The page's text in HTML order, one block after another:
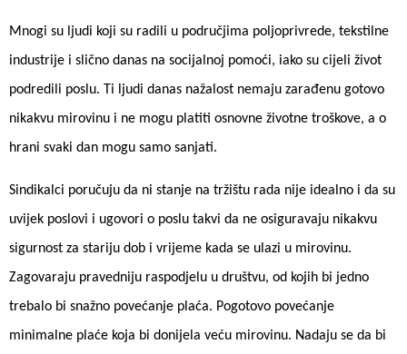
Mnogi su ljudi koji su radili u područjima poljoprivrede, tekstilne
industrije i slično danas na socijalnoj pomoći, iako su cijeli život
podredili poslu. Ti ljudi danas nažalost nemaju zarađenu gotovo
nikakvu mirovinu i ne mogu platiti osnovne životne troškove, a o
hrani svaki dan mogu samo sanjati.
Sindikalci poručuju da ni stanje na tržištu rada nije idealno i da su
uvijek poslovi i ugovori o poslu takvi da ne osiguravaju nikakvu
sigurnost za stariju dob i vrijeme kada se ulazi u mirovinu.
Zagovaraju pravedniju raspodjelu u društvu, od kojih bi jedno
trebalo bi snažno povećanje plaća. Pogotovo povećanje
minimalne plaće koja bi donijela veću mirovinu. Nadaju se da bi